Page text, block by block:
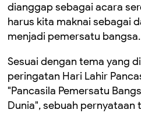
dianggap sebagai acara
harus kita maknai sebagai
menjadi pemersatu bangsa.
Sesuai dengan tema yang
peringatan Hari Lahir
"Pancasila Pemersatu
Dunia", sebuah pernyataan